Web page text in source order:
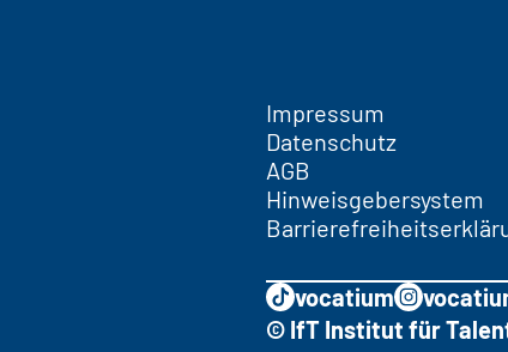
Impressum
Datenschutz
AGB
Hinweisgebersystem
vocatium
© IfT Institut für